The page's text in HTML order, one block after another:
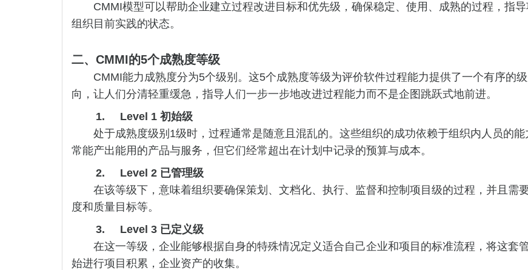
CMMI模型可以帮助企业建立过程改进目标和优先级，确保稳定、使用、成熟的过程，指
组织目前实践的状态。
二、 CMMI的5个成熟度等级
CMMI能力成熟度分为5个级别。这5个成熟度等级为评价软件过程能力提供了一个有序的
向，让人们分清轻重缓急，指导人们一步一步地改进过程能力而不是企图跳跃式地前进。
1.
Level 1 初始级
处于成熟度级别1级时，过程通常是随意且混乱的。这些组织的成功依赖于组织内人员的
常能产出能用的产品与服务，但它们经常超出在计划中记录的预算与成本。
2.
Level 2 已管理级
在该等级下，意味着组织要确保策划、文档化、执行、监督和控制项目级的过程，并且需
度和质量目标等。
3.
Level 3 已定义级
在这一等级，企业能够根据自身的特殊情况定义适合自己企业和项目的标准流程，将这套
始进行项目积累，企业资产的收集。